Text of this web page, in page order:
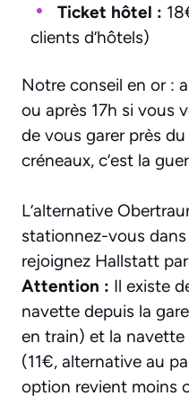
Ticket hôtel :
clients d’hôtels)
Notre conseil en or :
ou après 17h si vous
de vous garer près
créneaux, c’est la
L’alternative
stationnez-vous
rejoignez Hallstatt
Attention : Il existe
navette depuis la
en train) et la
(11€, alternative au
option revient moins